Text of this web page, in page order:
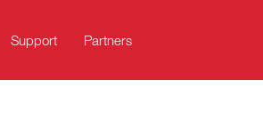
Support Partners